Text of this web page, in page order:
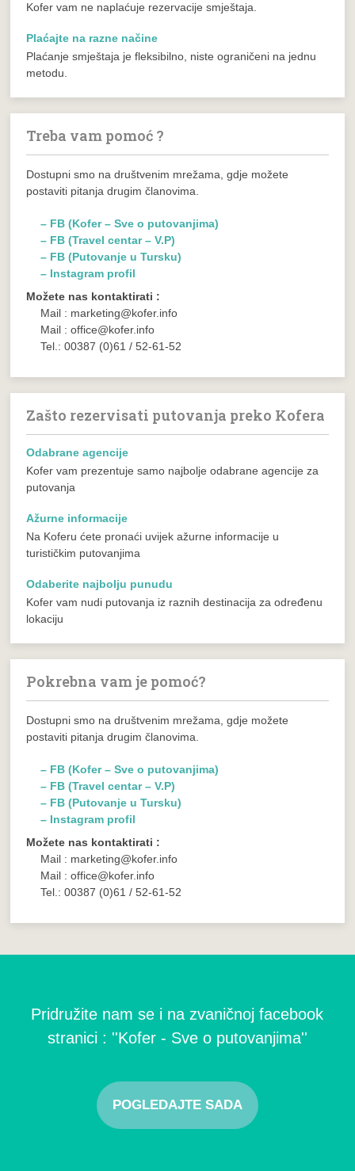
Kofer vam ne naplaćuje rezervacije smještaja.
Plaćajte na razne načine
Plaćanje smještaja je fleksibilno, niste ograničeni na jednu
metodu.
Treba vam pomoć ?
Dostupni smo na društvenim mrežama, gdje možete
postaviti pitanja drugim članovima.
– FB (Kofer – Sve o putovanjima)
– FB (Travel centar – V.P)
– FB (Putovanje u Tursku)
– Instagram profil
Možete nas kontaktirati :
Mail : marketing@kofer.info
Mail : office@kofer.info
Tel.: 00387 (0)61 / 52-61-52
Zašto rezervisati putovanja preko Kofera
Odabrane agencije
Kofer vam prezentuje samo najbolje odabrane agencije za
putovanja
Ažurne informacije
Na Koferu ćete pronaći uvijek ažurne informacije u
turističkim putovanjima
Odaberite najbolju punudu
Kofer vam nudi putovanja iz raznih destinacija za određenu
lokaciju
Pokrebna vam je pomoć?
Dostupni smo na društvenim mrežama, gdje možete
postaviti pitanja drugim članovima.
– FB (Kofer – Sve o putovanjima)
– FB (Travel centar – V.P)
– FB (Putovanje u Tursku)
– Instagram profil
Možete nas kontaktirati :
Mail : marketing@kofer.info
Mail : office@kofer.info
Tel.: 00387 (0)61 / 52-61-52
Pridružite nam se i na zvaničnoj facebook
stranici : ''Kofer - Sve o putovanjima''
POGLEDAJTE SADA